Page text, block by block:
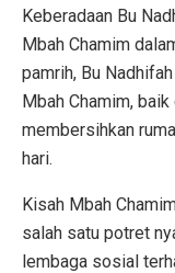
Keberadaan Bu
Mbah Chamim
pamrih, Bu
Mbah Chamim,
membersihkan
hari.
Kisah Mbah
salah satu potret
lembaga sosial